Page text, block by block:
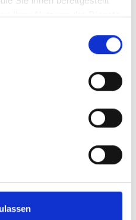
Ihrer Nutzung der Dienste